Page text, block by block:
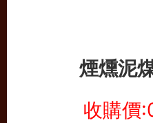
煙燻泥
收購價